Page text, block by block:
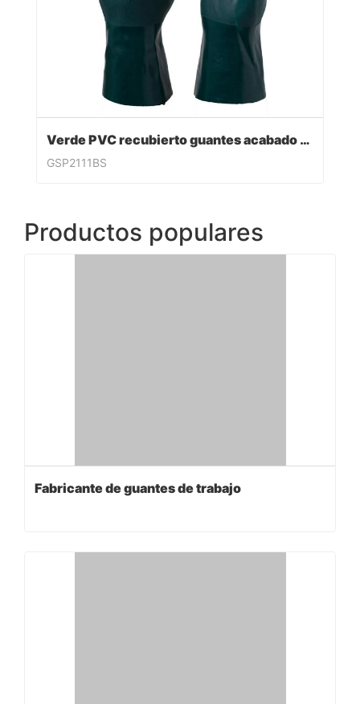
Verde PVC recubierto guantes acabado sandy
GSP2111BS
Productos populares
Fabricante de guantes de trabajo